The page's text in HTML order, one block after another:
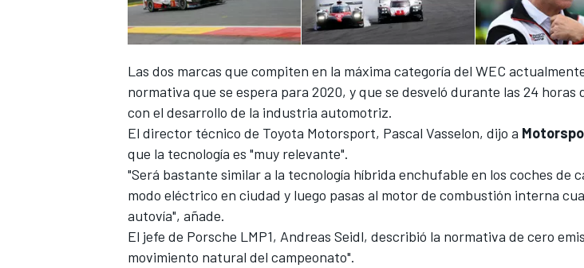
FÓRMULA E
Las dos marcas que compiten en la máxima categoría del WEC
normativa que se espera para 2020, y que se desveló durante las 24 horas
con el desarrollo de la industria automotriz.
El director técnico de Toyota Motorsport, Pascal Vasselon, dijo a
que la tecnología es "muy relevante".
"Será bastante similar a la tecnología híbrida enchufable en los coches de
modo eléctrico en ciudad y luego pasas al motor de combustión interna
autovía", añade.
El jefe de Porsche LMP1, Andreas Seidl, describió la normativa de cero
movimiento natural del campeonato".